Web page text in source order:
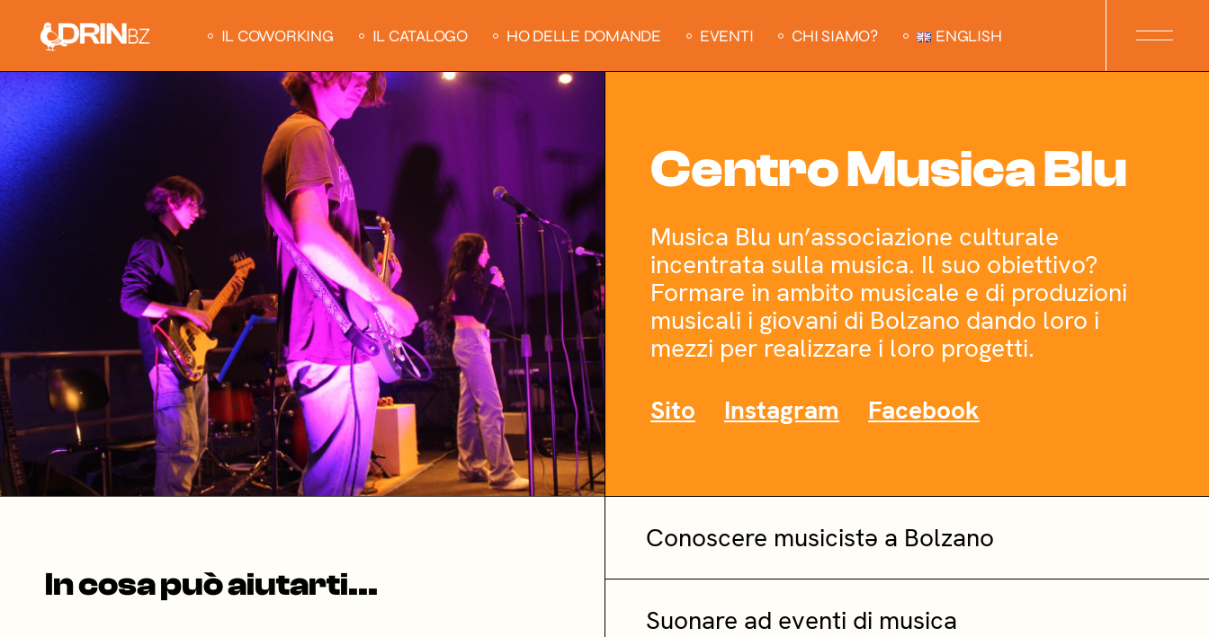
IL COWORKING IL CATALOGO HO DELLE DOMANDE EVENTI CHI SIAMO? ENGLISH
Centro Musica Blu
Musica Blu un’associazione culturale
incentrata sulla musica. Il suo obiettivo?
Formare in ambito musicale e di produzioni
musicali i giovani di Bolzano dando loro i
mezzi per realizzare i loro progetti.
Sito
Instagram Facebook
In cosa può aiutarti...
Conoscere musicistə a Bolzano
Suonare ad eventi di musica